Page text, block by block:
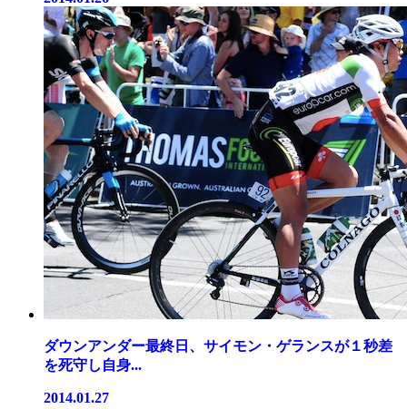
ダウンアンダー最終日、サイモン・ゲランスが１秒差
を死守し自身...
2014.01.27